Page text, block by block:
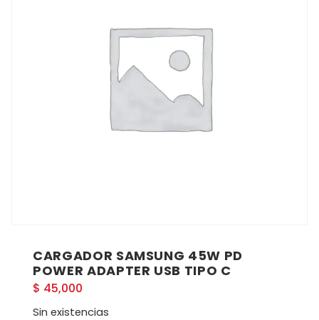
CARGADOR SAMSUNG 45W PD
POWER ADAPTER USB TIPO C
$ 45,000
Sin existencias